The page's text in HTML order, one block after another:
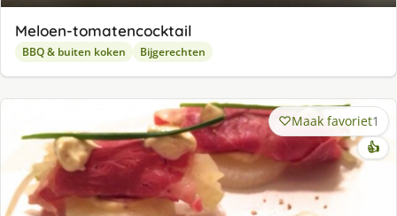
Meloen-tomatencocktail
BBQ & buiten koken Bijgerechten
Maak favoriet1
👍